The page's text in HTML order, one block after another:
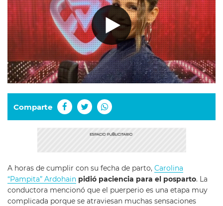
Comparte
A horas de cumplir con su fecha de parto, Carolina
“Pampita” Ardohain pidió paciencia para el posparto. La
conductora mencionó que el puerperio es una etapa muy
complicada porque se atraviesan muchas sensaciones